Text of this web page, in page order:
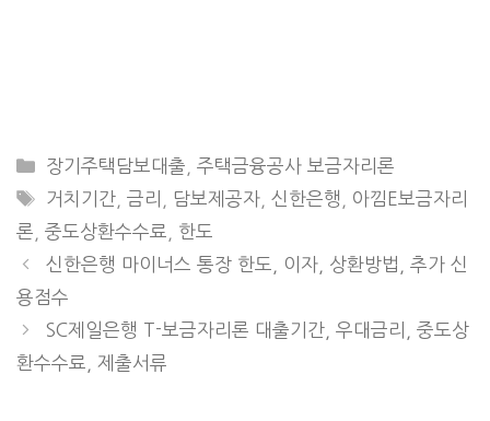
CATEGORIES
장기주택담보대출 ,주택금융공사 보금자리론
TAGS
거치기간 ,금리 담보제공자 ,신한은행
아낌E보금자리
론
중도상환수수료
한도
신한은행 마이너스 통장 한도, 이자, 상환방법, 추가 신
용점수
SC제일은행 T-보금자리론 대출기간, 우대금리, 중도상
환수수료, 제출서류